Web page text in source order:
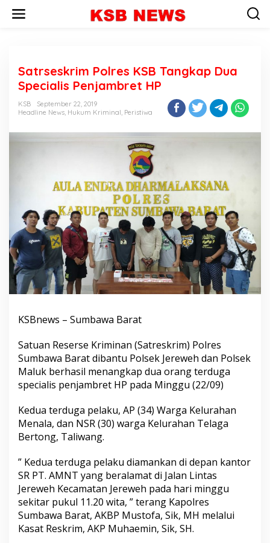
Satrseskrim Polres KSB Tangkap Dua
Specialis Penjambret HP
KSB
September 22, 2019
Headline News, Hukum Kriminal, Peristiwa
KSBnews – Sumbawa Barat
Satuan Reserse Kriminan (Satreskrim) Polres
Sumbawa Barat dibantu Polsek Jereweh dan Polsek
Maluk berhasil menangkap dua orang terduga
specialis penjambret HP pada Minggu (22/09)
Kedua terduga pelaku, AP (34) Warga Kelurahan
Menala, dan NSR (30) warga Kelurahan Telaga
Bertong, Taliwang.
” Kedua terduga pelaku diamankan di depan kantor
SR PT. AMNT yang beralamat di Jalan Lintas
Jereweh Kecamatan Jereweh pada hari minggu
sekitar pukul 11.20 wita, ” terang Kapolres
Sumbawa Barat, AKBP Mustofa, Sik, MH melalui
Kasat Reskrim, AKP Muhaemin, Sik, SH.